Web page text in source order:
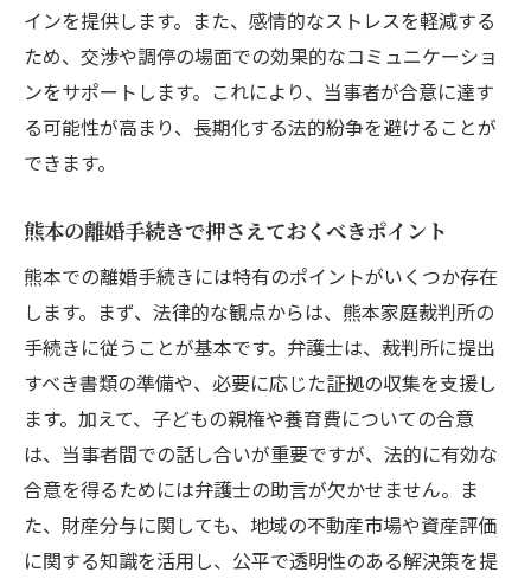
インを提供します。また、感情的なストレスを軽減する
ため、交渉や調停の場面での効果的なコミュニケーショ
ンをサポートします。これにより、当事者が合意に達す
る可能性が高まり、長期化する法的紛争を避けることが
できます。
熊本の離婚手続きで押さえておくべきポイント
熊本での離婚手続きには特有のポイントがいくつか存在
します。まず、法律的な観点からは、熊本家庭裁判所の
手続きに従うことが基本です。弁護士は、裁判所に提出
すべき書類の準備や、必要に応じた証拠の収集を支援し
ます。加えて、子どもの親権や養育費についての合意
は、当事者間での話し合いが重要ですが、法的に有効な
合意を得るためには弁護士の助言が欠かせません。ま
た、財産分与に関しても、地域の不動産市場や資産評価
に関する知識を活用し、公平で透明性のある解決策を提